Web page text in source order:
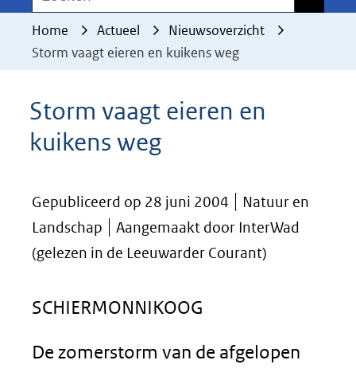
geweigerd.
Home Actueel
Nieuwsoverzicht
Storm vaagt eieren en kuikens weg
Storm vaagt eieren en
kuikens weg
Gepubliceerd op 28 juni 2004
Natuur en
Landschap
Aangemaakt door InterWad
(gelezen in de Leeuwarder Courant)
SCHIERMONNIKOOG
De zomerstorm van de afgelopen